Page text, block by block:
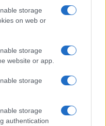
storage
on web or
storage
website or app.
storage
storage
authentication
meg az iráni focisták
kormány
a foci vb-ről a
bírót